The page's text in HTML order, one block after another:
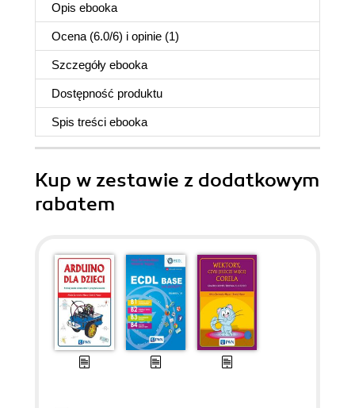
Opis ebooka
Ocena (6.0/6) i opinie (1)
Szczegóły ebooka
Dostępność produktu
Spis treści ebooka
Kup w zestawie z dodatkowym
rabatem